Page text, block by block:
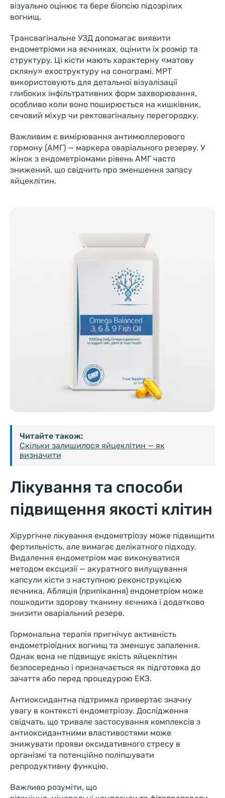
візуально оцінює та бере біопсію підозрілих
вогнищ.
Трансвагінальне УЗД допомагає виявити
ендометріоми на яєчниках, оцінити їх розмір та
структуру. Ці кісти мають характерну «матову
скляну» ехоструктуру на сонограмі. МРТ
використовують для детальної візуалізації
глибоких інфільтративних форм захворювання,
особливо коли воно поширюється на кишківник,
сечовий міхур чи ректовагінальну перегородку.
Важливим є вимірювання антимюллерового
гормону (АМГ) — маркера оваріального резерву. У
жінок з ендометріомами рівень АМГ часто
знижений, що свідчить про зменшення запасу
яйцеклітин.
Читайте також:
Скільки залишилося яйцеклітин — як
визначити
Лікування та способи
підвищення якості клітин
Хірургічне лікування ендометріозу може підвищити
фертильність, але вимагає делікатного підходу.
Видалення ендометріом має виконуватися
методом ексцизії — акуратного вилущування
капсули кісти з наступною реконструкцією
яєчника. Абляція (припікання) ендометріом може
пошкодити здорову тканину яєчника і додатково
знизити оваріальний резерв.
Гормональна терапія пригнічує активність
ендометріоїдних вогнищ та зменшує запалення.
Однак вона не підвищує якість яйцеклітин
безпосередньо і призначається як підготовка до
зачаття або перед процедурою ЕКЗ.
Антиоксидантна підтримка привертає значну
увагу в контексті ендометріозу. Дослідження
свідчать, що тривале застосування комплексів з
антиоксидантними властивостями може
знижувати прояви оксидативного стресу в
організмі та потенційно поліпшувати
репродуктивну функцію.
Важливо розуміти, що